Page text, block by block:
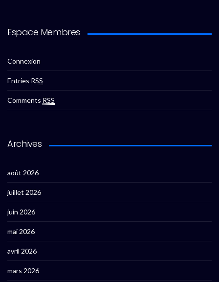
Espace Membres
Connexion
Entries RSS
Comments RSS
Archives
août 2026
juillet 2026
juin 2026
mai 2026
avril 2026
mars 2026